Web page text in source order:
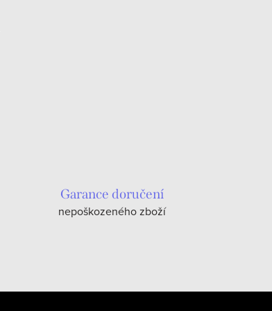
Garance doručení
nepoškozeného zboží